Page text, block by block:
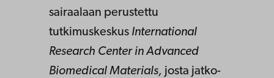
sairaalaan perustettu
tutkimuskeskus International
Research Center in Advanced
Biomedical Materials, josta jatko-